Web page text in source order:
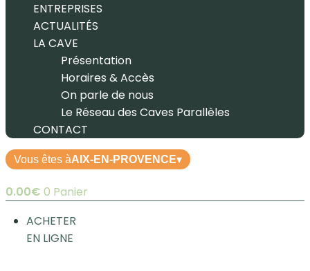
ENTREPRISES
ACTUALITÉS
LA CAVE
Présentation
Horaires & Accès
On parle de nous
Le Réseau des Caves Parallèles
CONTACT
Vous êtes àAIX-EN-PROVENCE▾
0.00€ 0 Panier
ACHETER
EN LIGNE